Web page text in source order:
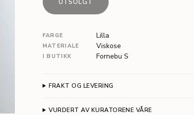
UTSOLGT
FARGE Lilla
MATERIALE Viskose
I BUTIKK Fornebu S
FRAKT OG LEVERING
VURDERT AV KURATORENE VÅRE